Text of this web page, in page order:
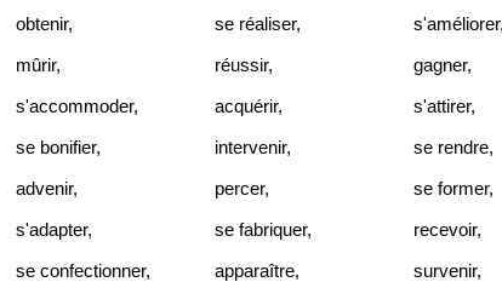
obtenir, se réaliser, s'améliorer,
mûrir, réussir, gagner,
s'accommoder, acquérir, s'attirer,
se bonifier, intervenir, se rendre,
advenir, percer, se former,
s'adapter, se fabriquer, recevoir,
se confectionner, apparaître, survenir,